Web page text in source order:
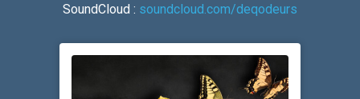
SoundCloud : soundcloud.com/deqodeurs